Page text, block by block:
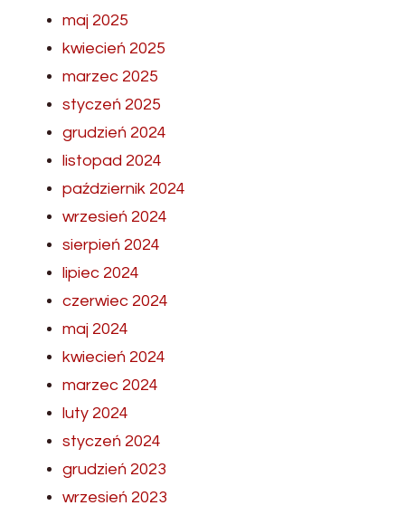
maj 2025
kwiecień 2025
marzec 2025
styczeń 2025
grudzień 2024
listopad 2024
październik 2024
wrzesień 2024
sierpień 2024
lipiec 2024
czerwiec 2024
maj 2024
kwiecień 2024
marzec 2024
luty 2024
styczeń 2024
grudzień 2023
wrzesień 2023